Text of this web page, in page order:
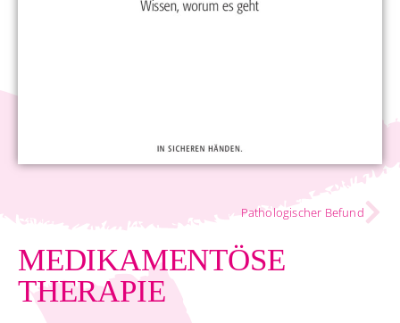
Pathologischer Befund
MEDIKAMENTÖSE
THERAPIE